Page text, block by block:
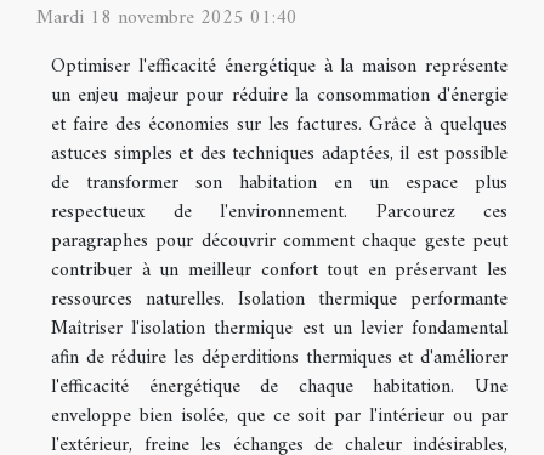
Mardi 18 novembre 2025 01:40
Optimiser l'efficacité énergétique à la maison représente
un enjeu majeur pour réduire la consommation d'énergie
et faire des économies sur les factures. Grâce à quelques
astuces simples et des techniques adaptées, il est possible
de transformer son habitation en un espace plus
respectueux de l'environnement. Parcourez ces
paragraphes pour découvrir comment chaque geste peut
contribuer à un meilleur confort tout en préservant les
ressources naturelles. Isolation thermique performante
Maîtriser l'isolation thermique est un levier fondamental
afin de réduire les déperditions thermiques et d'améliorer
l'efficacité énergétique de chaque habitation. Une
enveloppe bien isolée, que ce soit par l'intérieur ou par
l'extérieur, freine les échanges de chaleur indésirables,